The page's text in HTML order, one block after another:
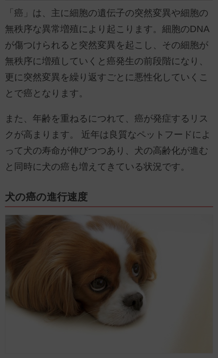
「癌」は、主に細胞の遺伝子の突然変異や細胞の
無秩序な異常増殖により起こります。細胞のDNA
が傷つけられると突然変異を起こし、その細胞が
無秩序に増殖していくと癌発生の前段階になり、
更に突然変異を繰り返すごとに悪性化していくこ
とで癌となります。
また、年齢を重ねるにつれて、癌が発症するリス
クが高まります。 近年は良質なペットフードによ
って犬の寿命が伸びつつあり、犬の高齢化が進む
と同時に犬の癌も増えてきている状況です。
犬の癌の進行速度